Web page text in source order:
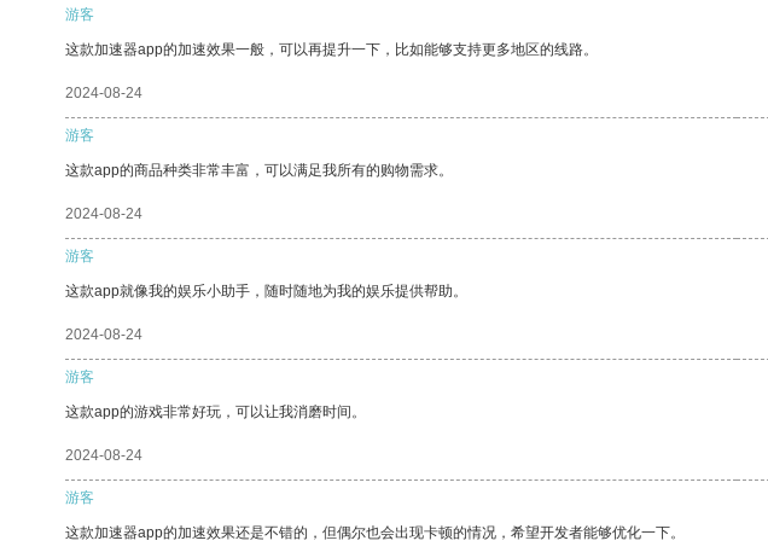
游客
这款加速器app的加速效果一般，可以再提升一下，比如能够支持更多地区的线路。
2024-08-24
游客
这款app的商品种类非常丰富，可以满足我所有的购物需求。
2024-08-24
游客
这款app就像我的娱乐小助手，随时随地为我的娱乐提供帮助。
2024-08-24
游客
这款app的游戏非常好玩，可以让我消磨时间。
2024-08-24
游客
这款加速器app的加速效果还是不错的，但偶尔也会出现卡顿的情况，希望开发者能够优化一下。